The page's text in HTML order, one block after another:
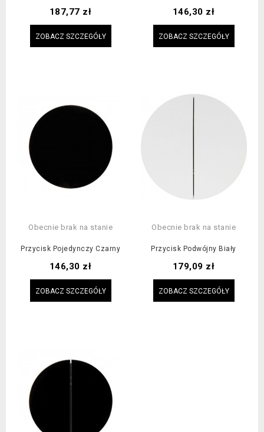
Cena
187,77 zł
ZOBACZ SZCZEGÓŁY
Cena
146,30 zł
ZOBACZ SZCZEGÓŁY
Obecnie brak na stanie
Przycisk Pojedynczy Czarny
Cena
146,30 zł
ZOBACZ SZCZEGÓŁY
Obecnie brak na stanie
Przycisk Podwójny Biały
Cena
179,09 zł
ZOBACZ SZCZEGÓŁY